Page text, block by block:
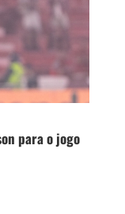
para o jogo